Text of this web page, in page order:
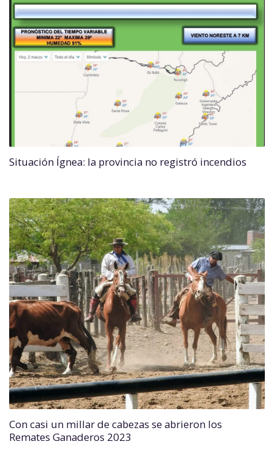
Situación Ígnea: la provincia no registró incendios
Con casi un millar de cabezas se abrieron los
Remates Ganaderos 2023